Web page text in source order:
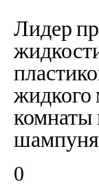
Лидер
жидкого
комнаты
шампуня
0